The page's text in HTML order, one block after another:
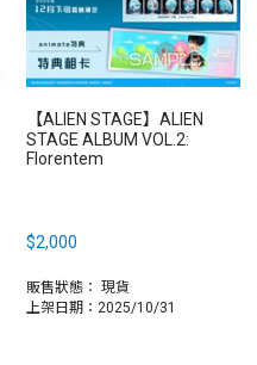
【ALIEN STAGE】ALIEN
STAGE ALBUM VOL.2:
Florentem
$2,000
販售狀態： 現貨
上架日期：2025/10/31